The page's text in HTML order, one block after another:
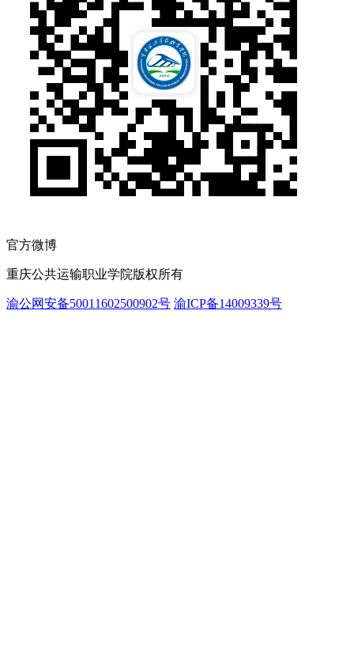
官方微博
重庆公共运输职业学院版权所有
渝公网安备50011602500902号 渝ICP备14009339号